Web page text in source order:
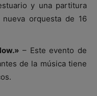
y una partitura
orquesta de 16
– Este evento de
de la música tiene